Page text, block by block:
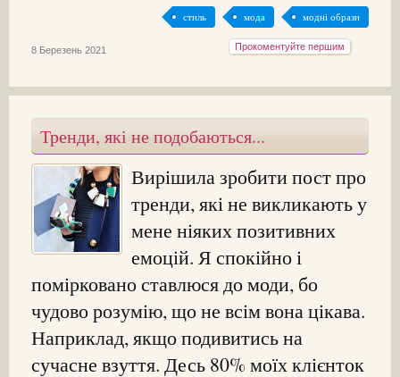
стиль мода модні образи
Прокоментуйте першим
8 Березень 2021
Тренди, які не подобаються...
Вирішила зробити пост про
тренди, які не викликають у
мене ніяких позитивних
емоцій. Я спокійно і
помірковано ставлюся до моди, бо
чудово розумію, що не всім вона цікава.
Наприклад, якщо подивитись на
сучасне взуття. Десь 80% моїх клієнток